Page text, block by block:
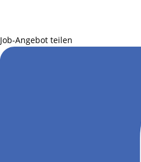
Job-Angebot teilen